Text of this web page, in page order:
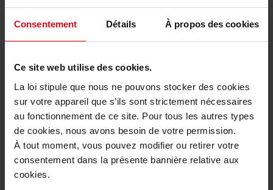
Consentement Détails À propos des cookies
Ce site web utilise des cookies.
La loi stipule que nous ne pouvons stocker des cookies
sur votre appareil que s’ils sont strictement nécessaires
au fonctionnement de ce site. Pour tous les autres types
de cookies, nous avons besoin de votre permission.
À tout moment, vous pouvez modifier ou retirer votre
consentement dans la présente bannière relative aux
cookies.
Emballage cadeau offert
Caractéristiques
Avis client Politique relative aux avis des clients